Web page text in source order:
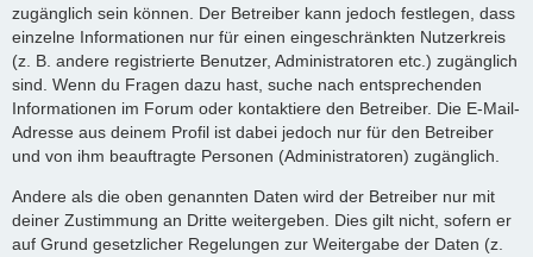
zugänglich sein können. Der Betreiber kann jedoch festlegen, dass
einzelne Informationen nur für einen eingeschränkten Nutzerkreis
(z. B. andere registrierte Benutzer, Administratoren etc.) zugänglich
sind. Wenn du Fragen dazu hast, suche nach entsprechenden
Informationen im Forum oder kontaktiere den Betreiber. Die E-Mail-
Adresse aus deinem Profil ist dabei jedoch nur für den Betreiber
und von ihm beauftragte Personen (Administratoren) zugänglich.
Andere als die oben genannten Daten wird der Betreiber nur mit
deiner Zustimmung an Dritte weitergeben. Dies gilt nicht, sofern er
auf Grund gesetzlicher Regelungen zur Weitergabe der Daten (z.